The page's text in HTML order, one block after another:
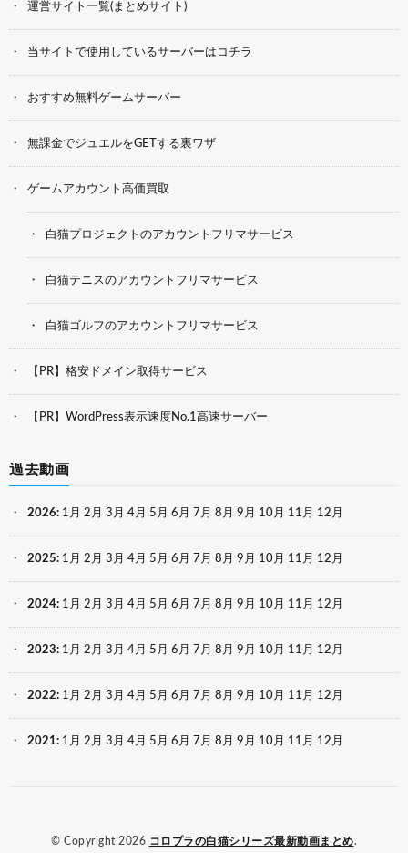
運営サイト一覧(まとめサイト)
当サイトで使用しているサーバーはコチラ
おすすめ無料ゲームサーバー
無課金でジュエルをGETする裏ワザ
ゲームアカウント高価買取
白猫プロジェクトのアカウントフリマサービス
白猫テニスのアカウントフリマサービス
白猫ゴルフのアカウントフリマサービス
【PR】格安ドメイン取得サービス
【PR】WordPress表示速度No.1高速サーバー
過去動画
2026: 1月 2月 3月 4月 5月 6月 7月 8月 9月 10月 11月 12月
2025: 1月 2月 3月 4月 5月 6月 7月 8月 9月 10月 11月 12月
2024: 1月 2月 3月 4月 5月 6月 7月 8月 9月 10月 11月 12月
2023: 1月 2月 3月 4月 5月 6月 7月 8月 9月 10月 11月 12月
2022: 1月 2月 3月 4月 5月 6月 7月 8月 9月 10月 11月 12月
2021: 1月 2月 3月 4月 5月 6月 7月 8月 9月 10月 11月 12月
© Copyright 2026 コロプラの白猫シリーズ最新動画まとめ.